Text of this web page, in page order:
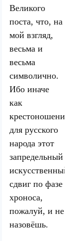
Великого
поста, что, на
мой взгляд,
весьма и
весьма
символично.
Ибо иначе
как
крестоношением
для русского
народа этот
запредельный
искусственный
сдвиг по фазе
хроноса,
пожалуй, и не
назовёшь.